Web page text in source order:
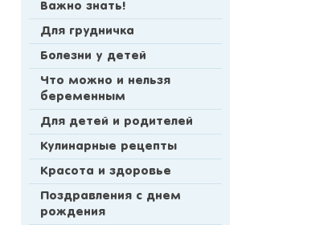
Важно знать!
Для грудничка
Болезни у детей
Что можно и нельзя
беременным
Для детей и родителей
Кулинарные рецепты
Красота и здоровье
Поздравления с днем
рождения